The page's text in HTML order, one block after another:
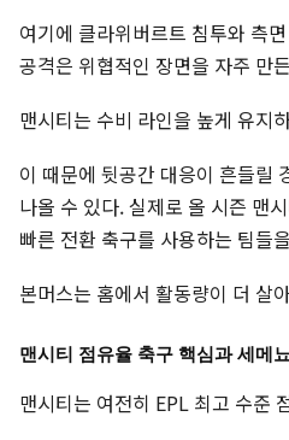
여기에 클라위버르트 침투와 측
공격은 위협적인 장면을 자주 만
맨시티는 수비 라인을 높게 유지
이 때문에 뒷공간 대응이 흔들릴
나올 수 있다. 실제로 올 시즌 맨
빠른 전환 축구를 사용하는 팀들
본머스는 홈에서 활동량이 더 살
맨시티 점유율 축구 핵심과 세메
맨시티는 여전히 EPL 최고 수준